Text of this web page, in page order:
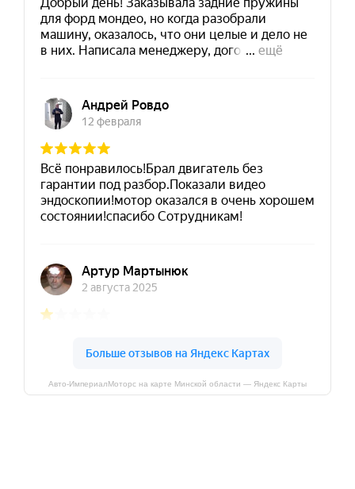
Авто-ИмпериалМоторс на карте Минской области — Яндекс Карты